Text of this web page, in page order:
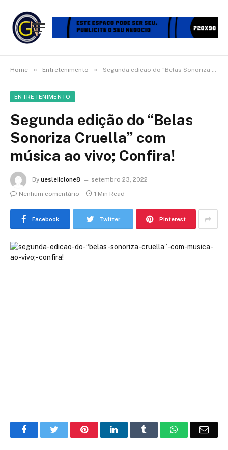
Home » Entretenimento » Segunda edição do “Belas Sonoriza Cruella” com música ao vivo; Confira!
ENTRETENIMENTO
Segunda edição do “Belas
Sonoriza Cruella” com
música ao vivo; Confira!
By uesleiiclone8
setembro 23, 2022
Nenhum comentário
1 Min Read
Facebook Twitter Pinterest
FacebookTwitter PinterestLinkedIn Tumblr WhatsApp